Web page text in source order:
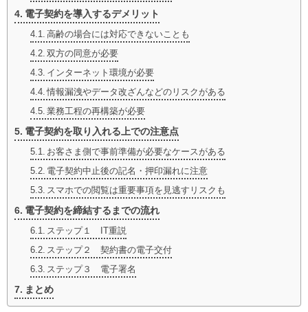
電子契約を導入するデメリット
高齢の場合には対応できないことも
双方の同意が必要
インターネット環境が必要
情報漏洩やデータ改ざんなどのリスクがある
業務工程の再構築が必要
電子契約を取り入れる上での注意点
お客さま側で事前準備が必要なケースがある
電子契約中止後の記名・押印漏れに注意
スマホでの閲覧は重要事項を見逃すリスクも
電子契約を締結するまでの流れ
ステップ１ IT重説
ステップ２ 契約書の電子交付
ステップ３ 電子署名
まとめ